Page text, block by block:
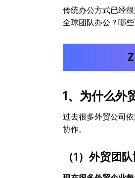
传统办公方式已经
全球团队办公？哪
1、为什么外
过去很多外贸公司
协作。
（1）外贸团